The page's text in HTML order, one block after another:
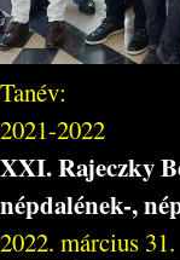
Tanév:
2021-2022
XXI. Rajeczky
népdalének-,
2022. március 31.